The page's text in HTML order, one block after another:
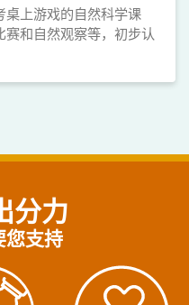
桌上游戏的自然科学课
和自然观察等，初步认
分力
您支持